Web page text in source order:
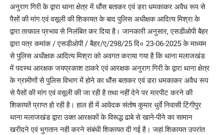
अनुराग गिरी के द्वारा थाना क्षेत्र में धौंस बताकर एवं डरा धमकाकर अवैध रूप से
पैसों की मांग एवं वसूली की शिकायत के बादपुलिस अधीक्षकआदित्य मिश्रा के
द्वारा तत्काल प्रभाव से निलंबित कर दिया है। जानकारी अनुसार, एसडीओपी बैहर
द्वारा पत्र कमांक / एसडीओपी / बैहर/ए/298/25 दि० 23-06-2025 के माध्यम
से पुलिस अधीक्षक आदित्य मिश्रा को अवगत कराया गया है कि थाना मलाजखंड
में पदस्थ आरक्षक जयप्रकाश ठाकरे एवं आरक्षक अनुराग गिरी के द्वारा थाना क्षेत्र
के ग्रामीणों से पुलिस विभाग में होने का धौंस बताकर एवं डरा धमकाकर अवैध रूप
से पैसों की मांग एवं वसूली की जा रही है तथा नहीं देने पर मारपीट करने की
शिकायतें प्राप्त हो रही है। हाल ही में आवेदक संतोष कुमार धुर्वे निवासी टिंगीपुर
थाना मलाजखंड द्वारा उक्त आरक्षकों के विरूद्ध ढाबे से खाने-पीने का सामान
खरीदने एवं भुगतान नही करने संबंधी शिकायत दी गई है। जहां शिकायत उपरांत